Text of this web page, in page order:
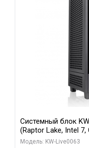
Системный блок
(Raptor Lake, Intel
RTX5080 VENTUS
Модель: KW-Live0063